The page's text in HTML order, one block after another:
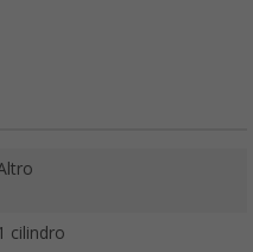
cilindro